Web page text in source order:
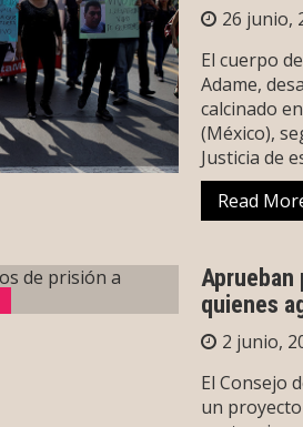
26 junio,
El cuerpo
Adame,
calcinado
(México),
Justicia de
Read
Aprueban
quienes
2 junio,
El Consejo
un